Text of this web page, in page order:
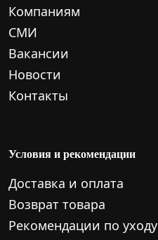
Компаниям
СМИ
Вакансии
Новости
Контакты
Условия и рекомендации
Доставка и оплата
Возврат товара
Рекомендации по уходу